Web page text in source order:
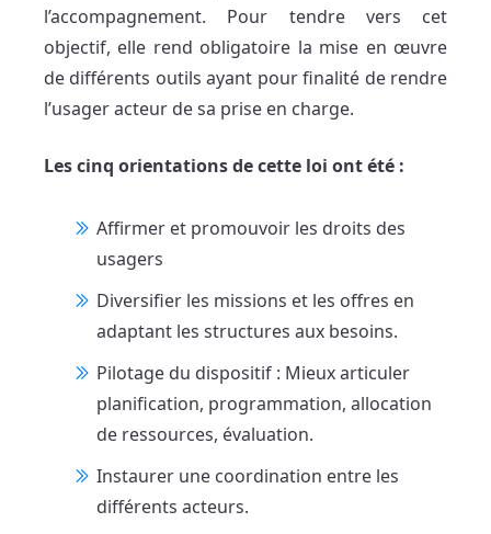
l’accompagnement. Pour tendre vers cet
objectif, elle rend obligatoire la mise en œuvre
de différents outils ayant pour finalité de rendre
l’usager acteur de sa prise en charge.
Les cinq orientations de cette loi ont été :
Affirmer et promouvoir les droits des
usagers
Diversifier les missions et les offres en
adaptant les structures aux besoins.
Pilotage du dispositif : Mieux articuler
planification, programmation, allocation
de ressources, évaluation.
Instaurer une coordination entre les
différents acteurs.